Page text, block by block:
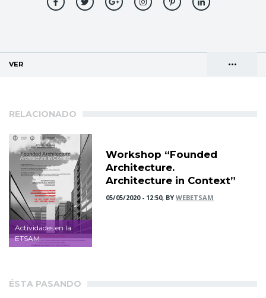
•••
VER
RELACIONADO
Actividades en la
ETSAM
Workshop “Founded
Architecture.
Architecture in Context”
05/05/2020 - 12:50, BYWEBETSAM
ÉSTA PASANDO